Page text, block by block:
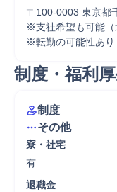
〒100-0003 東京都
※支社希望も可能（
※転勤の可能性あり
制度・福利
制度
その他
寮・社宅
有
退職金